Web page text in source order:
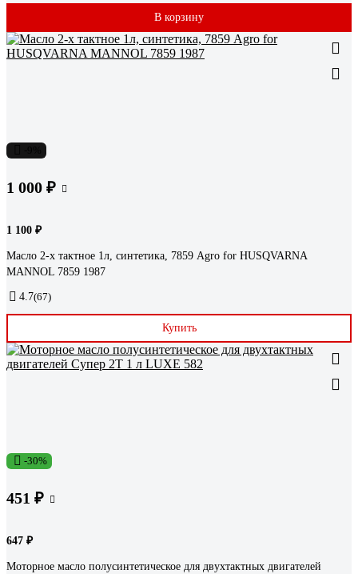
В корзину
1 000 ₽
1 100 ₽
Mасло 2-х тактное 1л, синтетика, 7859 Agro for HUSQVARNA
MANNOL 7859 1987
4.7(67)
Купить
-30%
451 ₽
647 ₽
Моторное масло полусинтетическое для двухтактных двигателей